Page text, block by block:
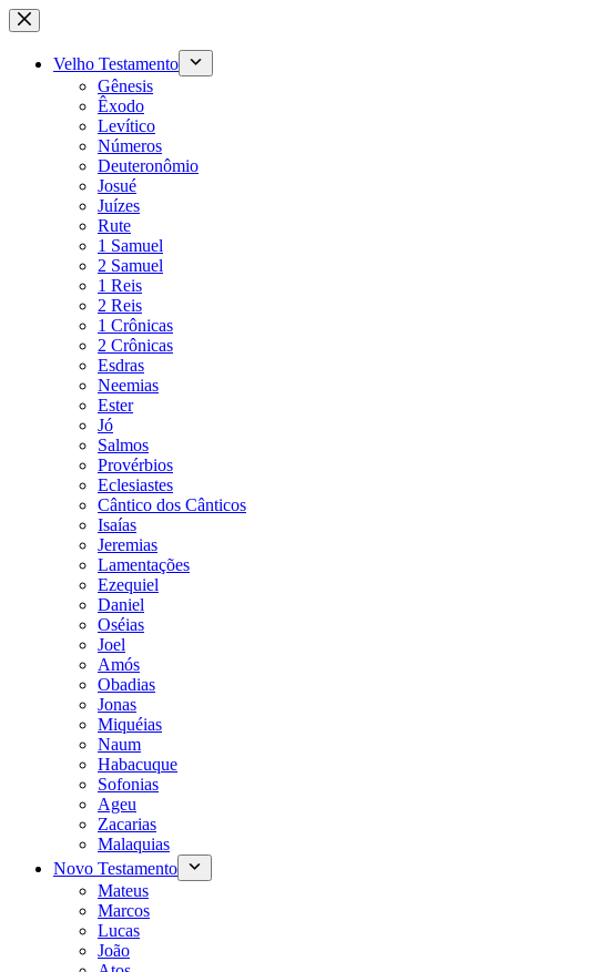
Pular
para
conteúdo
Velho Testamento
Gênesis
Êxodo
Levítico
Números
Deuteronômio
Josué
Juízes
Rute
1 Samuel
2 Samuel
1 Reis
2 Reis
1 Crônicas
2 Crônicas
Esdras
Neemias
Ester
Jó
Salmos
Provérbios
Eclesiastes
Cântico dos Cânticos
Isaías
Jeremias
Lamentações
Ezequiel
Daniel
Oséias
Joel
Amós
Obadias
Jonas
Miquéias
Naum
Habacuque
Sofonias
Ageu
Zacarias
Malaquias
Novo Testamento
Mateus
Marcos
Lucas
João